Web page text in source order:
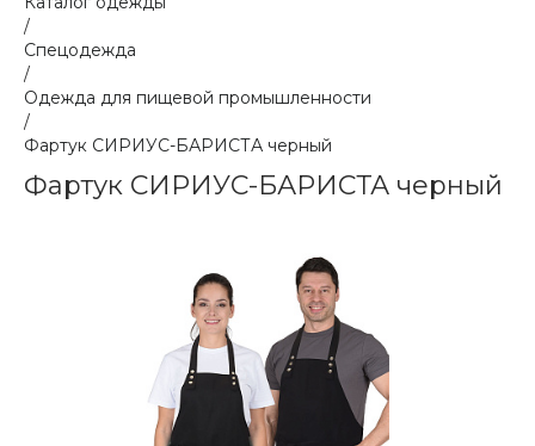
/
Спецодежда
/
Одежда для пищевой промышленности
/
Фартук СИРИУС-БАРИСТА черный
Фартук СИРИУС-БАРИСТА черный